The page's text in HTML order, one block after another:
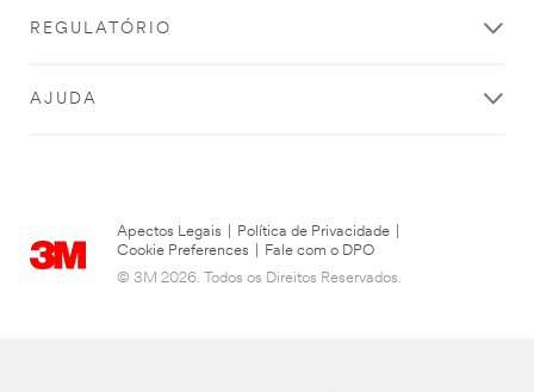
REGULATÓRIO
AJUDA
Apectos Legais Política de Privacidade
Cookie Preferences
Fale com o DPO
© 3M 2026. Todos os Direitos Reservados.